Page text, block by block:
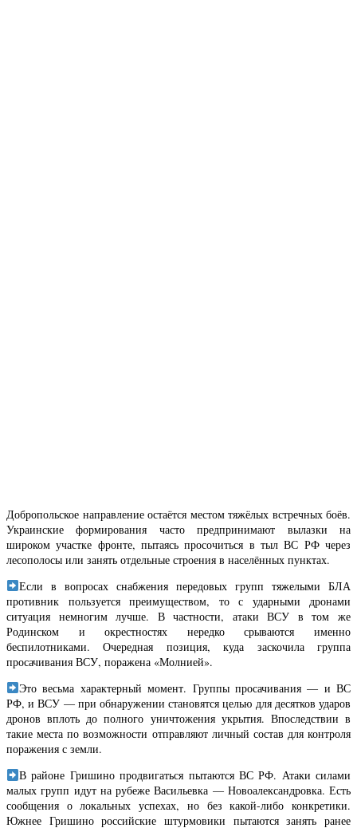
Добропольское направление остаётся местом тяжёлых встречных боёв.
Украинские формирования часто предпринимают вылазки на
широком участке фронте, пытаясь просочиться в тыл ВС РФ через
лесополосы или занять отдельные строения в населённых пунктах.
Если в вопросах снабжения передовых групп тяжелыми БЛА
противник пользуется преимуществом, то с ударными дронами
ситуация немногим лучше. В частности, атаки ВСУ в том же
Родинском и окрестностях нередко срываются именно
беспилотниками. Очередная позиция, куда заскочила группа
просачивания ВСУ, поражена «Молнией».
Это весьма характерный момент. Группы просачивания — и ВС
РФ, и ВСУ — при обнаружении становятся целью для десятков ударов
дронов вплоть до полного уничтожения укрытия. Впоследствии в
такие места по возможности отправляют личный состав для контроля
поражения с земли.
В районе Гришино продвигаться пытаются ВС РФ. Атаки силами
малых групп идут на рубеже Васильевка — Новоалександровка. Есть
сообщения о локальных успехах, но без какой-либо конкретики.
Южнее Гришино российские штурмовики пытаются занять ранее